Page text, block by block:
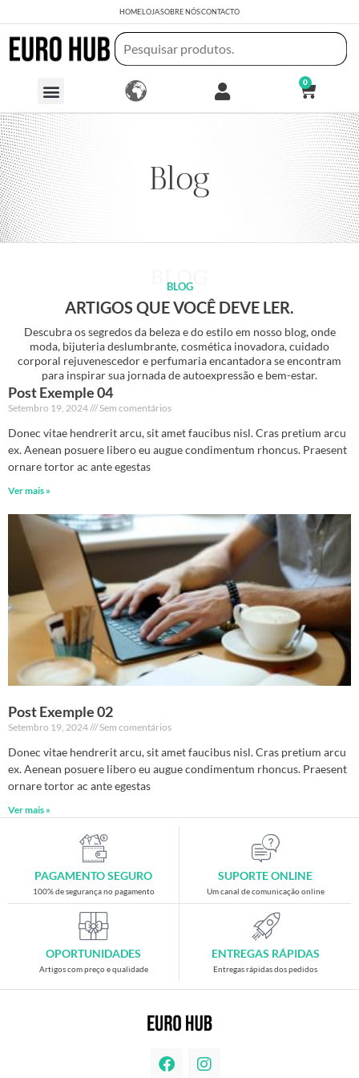
HOMELOJASOBRE NÓSCONTACTO
0
Blog
BLOG
ARTIGOS QUE VOCÊ DEVE LER.
Descubra os segredos da beleza e do estilo em nosso blog, onde
moda, bijuteria deslumbrante, cosmética inovadora, cuidado
corporal rejuvenescedor e perfumaria encantadora se encontram
para inspirar sua jornada de autoexpressão e bem-estar.
Post Exemple 04
Setembro 19, 2024 Sem comentários
Donec vitae hendrerit arcu, sit amet faucibus nisl. Cras pretium arcu
ex. Aenean posuere libero eu augue condimentum rhoncus. Praesent
ornare tortor ac ante egestas
Ver mais »
Post Exemple 02
Setembro 19, 2024 Sem comentários
Donec vitae hendrerit arcu, sit amet faucibus nisl. Cras pretium arcu
ex. Aenean posuere libero eu augue condimentum rhoncus. Praesent
ornare tortor ac ante egestas
Ver mais »
PAGAMENTO SEGURO
100% de segurança no pagamento
SUPORTE ONLINE
Um canal de comunicação online
OPORTUNIDADES
Artigos com preço e qualidade
ENTREGAS RÁPIDAS
Entregas rápidas dos pedidos